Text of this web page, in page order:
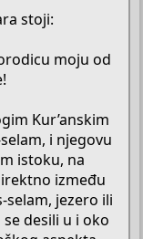
stoji:
moju od
Kur’anskim
i njegovu
istoku, na
između
selam, jezero ili
desili u i oko